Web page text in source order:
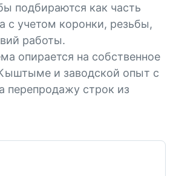
подбираются как часть
с учетом коронки, резьбы,
работы.
опирается на собственное
и заводской опыт с
перепродажу строк из